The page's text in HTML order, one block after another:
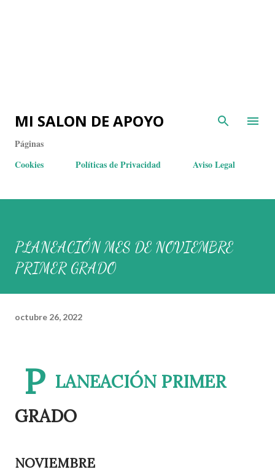
MI SALON DE APOYO
Páginas
Cookies
Políticas de Privacidad Aviso Legal
PLANEACIÓN MES DE NOVIEMBRE
PRIMER GRADO
octubre 26, 2022
P LANEACIÓN PRIMER
GRADO
NOVIEMBRE